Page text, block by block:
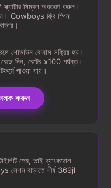
স্ক্যাটার সিম্বল অবতরণ করুন।
পান। Cowboys ফ্রি স্পিন
শোডাউন বোনাস সক্রিয় হয়।
নিন, বেটের x100 পর্যন্ত।
পাওয়া যায়।
করুন
গেম, তাই ব্যাংকরোল
সেশন বাড়াতে শীর্ষ 369jl